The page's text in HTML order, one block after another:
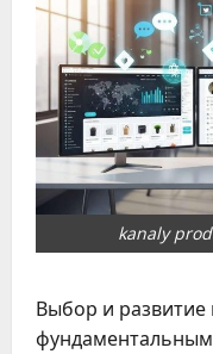
kanaly
Выбор и развитие